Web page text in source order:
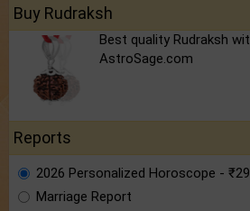
Buy Rudraksh
Best quality Rudraksh
AstroSage.com
Reports
2026 Personalized Horoscope -
Marriage Report